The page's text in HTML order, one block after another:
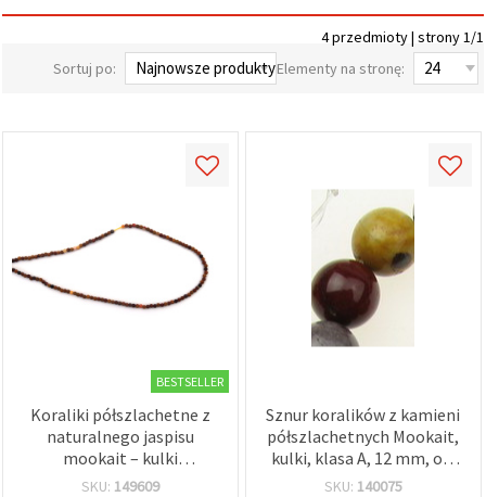
przy
marketingowych.
Możesz
zgodzić się
wszystkie!"
4 przedmioty | strony 1/1
Sortuj po:
Elementy na stronę:
BESTSELLER
Koraliki półszlachetne z
naturalnego jaspisu
mookait – kulki
fasetowane, matowe, 2
SKU: 149609
Sznur koralików z kamieni
półszlachetnych Mookait,
kulki, klasa A, 12 mm, ok.
32 szt.
SKU: 140075